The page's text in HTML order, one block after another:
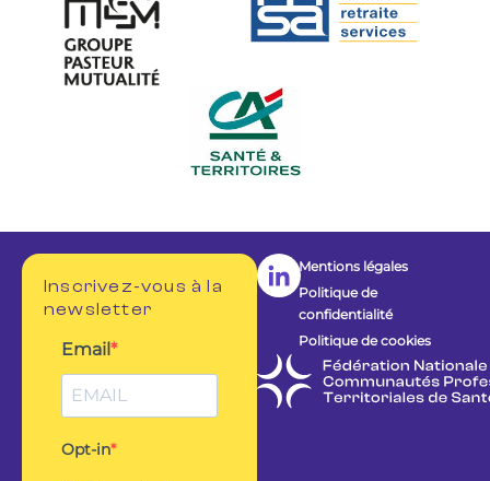
Mentions légales
Politique de
confidentialité
Politique de cookies
Inscrivez-vous à la
newsletter
Email
Opt-in